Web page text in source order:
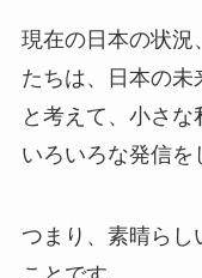
現在の日本の状況
たちは、日本の未
と考えて、小さな
いろいろな発信を
つまり、素晴らし